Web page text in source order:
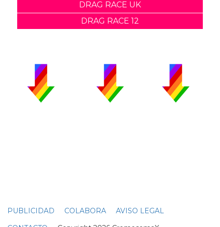
DRAG RACE UK
DRAG RACE 12
PUBLICIDAD COLABORA
AVISO LEGAL